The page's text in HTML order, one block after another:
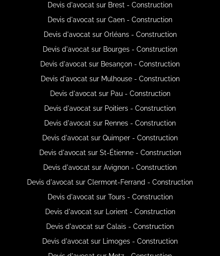
Devis d'avocat sur Brest - Construction
Devis d'avocat sur Caen - Construction
Devis d'avocat sur Orléans - Construction
Devis d'avocat sur Bourges - Construction
Devis d'avocat sur Besançon - Construction
Devis d'avocat sur Mulhouse - Construction
Devis d'avocat sur Pau - Construction
Devis d'avocat sur Poitiers - Construction
Devis d'avocat sur Rennes - Construction
Devis d'avocat sur Quimper - Construction
Devis d'avocat sur St-Étienne - Construction
Devis d'avocat sur Avignon - Construction
Devis d'avocat sur Clermont-Ferrand - Construction
Devis d'avocat sur Tours - Construction
Devis d'avocat sur Lorient - Construction
Devis d'avocat sur Calais - Construction
Devis d'avocat sur Limoges - Construction